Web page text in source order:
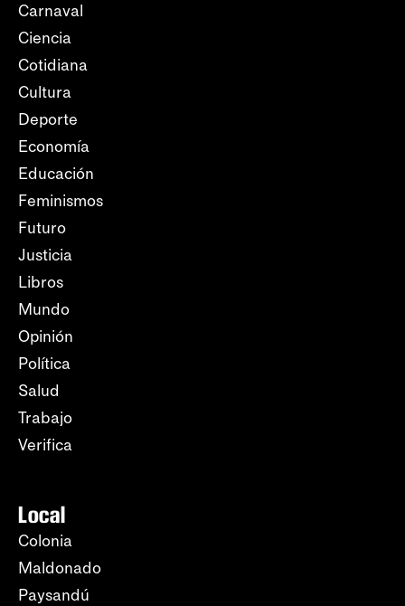
Carnaval
Ciencia
Cotidiana
Cultura
Deporte
Economía
Educación
Feminismos
Futuro
Justicia
Libros
Mundo
Opinión
Política
Salud
Trabajo
Verifica
Local
Colonia
Maldonado
Paysandú